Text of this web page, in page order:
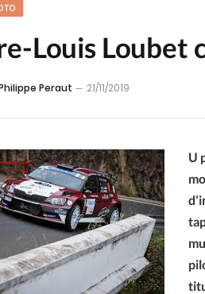
Louis Loubet
Peraut 21/11/2019
U